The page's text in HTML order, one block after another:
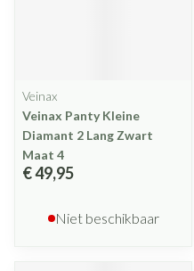
Veinax
Veinax Panty Kleine
Diamant 2 Lang Zwart
Maat 4
€ 49,95
Niet beschikbaar